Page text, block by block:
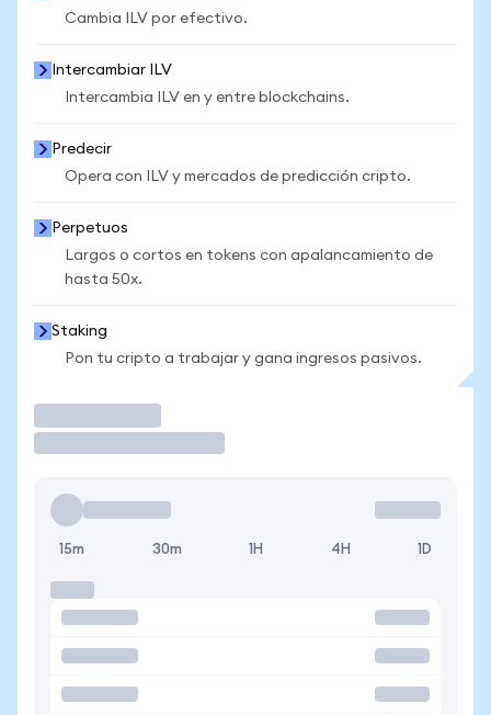
Cambia ILV por efectivo.
Intercambiar ILV
Intercambia ILV en y entre blockchains.
Predecir
Opera con ILV y mercados de predicción cripto.
Perpetuos
Largos o cortos en tokens con apalancamiento de
hasta 50x.
Staking
Pon tu cripto a trabajar y gana ingresos pasivos.
15m 30m 1H 4H 1D